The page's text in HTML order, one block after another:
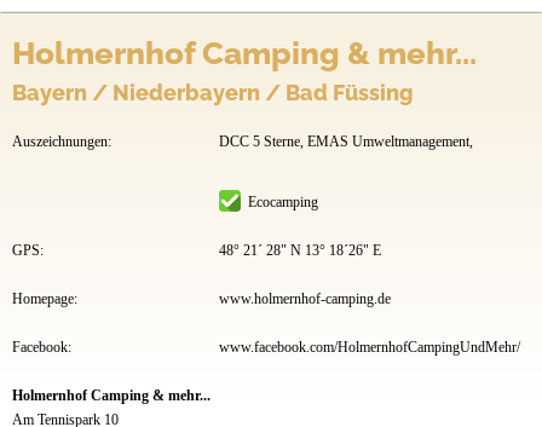
Holmernhof Camping & mehr...
Bayern / Niederbayern / Bad Füssing
Auszeichnungen: DCC 5 Sterne, EMAS Umweltmanagement,
Ecocamping
GPS: 48° 21´ 28" N 13° 18´26" E
Homepage: www.holmernhof-camping.de
Facebook: www.facebook.com/HolmernhofCampingUndMehr/
Holmernhof Camping & mehr...
Am Tennispark 10